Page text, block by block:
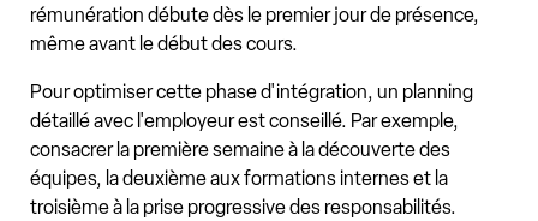
rémunération débute dès le premier jour de présence,
même avant le début des cours.
Pour optimiser cette phase d'intégration, un planning
détaillé avec l'employeur est conseillé. Par exemple,
consacrer la première semaine à la découverte des
équipes, la deuxième aux formations internes et la
troisième à la prise progressive des responsabilités.